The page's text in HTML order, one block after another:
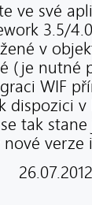
ve své
3.5/
v
(je nutné
WIF
dispozici
tak
verze
26.07.2012